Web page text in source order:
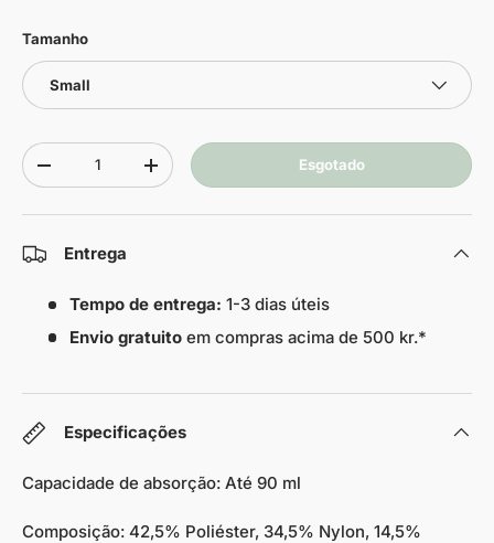
Tamanho
Small
Quantidade
-
+ Esgotado
Entrega
Tempo de entrega: 1-3 dias úteis
Envio gratuitoem compras acima de 500 kr.*
Especificações
Capacidade de absorção: Até 90 ml
Composição: 42,5% Poliéster, 34,5% Nylon, 14,5%